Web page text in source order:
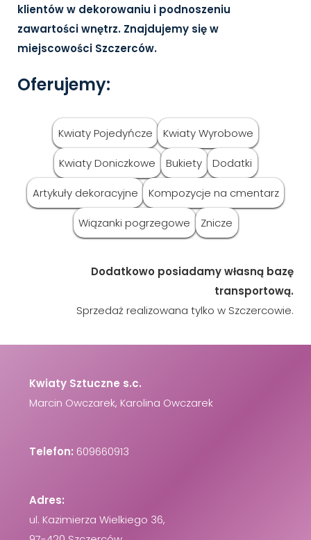
klientów w dekorowaniu i podnoszeniu
zawartości wnętrz. Znajdujemy się w
miejscowości Szczerców.
Oferujemy:
Kwiaty Pojedyńcze Kwiaty Wyrobowe
Kwiaty Doniczkowe Bukiety Dodatki
Artykuły dekoracyjne Kompozycje na cmentarz
Wiązanki pogrzegowe Znicze
Dodatkowo posiadamy własną bazę
transportową.
Sprzedaż realizowana tylko w Szczercowie.
Kwiaty Sztuczne s.c.
Marcin Owczarek, Karolina Owczarek
Telefon: 609660913
Adres:
ul. Kazimierza Wielkiego 36,